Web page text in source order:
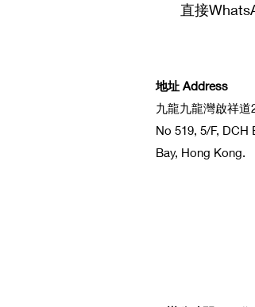
直接
地址 Address
九龍九龍灣啟祥
No 519, 5/F, DCH
Bay, Hong Kong.